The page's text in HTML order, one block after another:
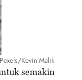
Kevin Malik
semakin